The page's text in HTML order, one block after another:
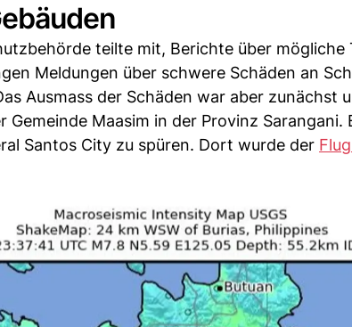
teilte mit, Berichte über
Meldungen über schwere Schäden an
Ausmass der Schäden war aber zunächst
Gemeinde Maasim in der Provinz
Santos City zu spüren. Dort wurde der